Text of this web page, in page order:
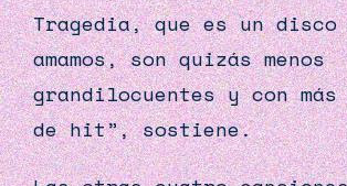
Tragedia, que es un disco
amamos, son quizás menos
grandilocuentes y con más
de hit”, sostiene.